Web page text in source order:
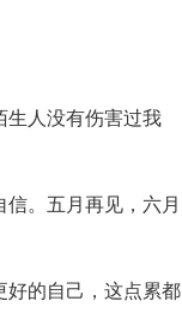
生人没有伤害过我
。五月再见，六月
的自己，这点累都